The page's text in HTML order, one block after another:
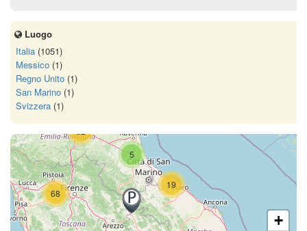
Luogo
Italia (1051)
Messico (1)
Regno Unito (1)
San Marino (1)
Svizzera (1)
5
68
19
+